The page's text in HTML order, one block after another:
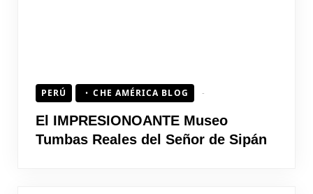
PERÚ CHE AMÉRICA BLOG
El IMPRESIONOANTE Museo
Tumbas Reales del Señor de Sipán